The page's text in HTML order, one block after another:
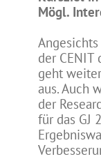
Mögl.
der CENIT
geht
aus. Auch
der
für das GJ